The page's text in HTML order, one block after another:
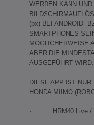
WERDEN KANN
(px) BEI ANDROID-
SMARTPHONES
MÖGLICHERWEISE
ABER DIE
AUSGEFÜHRT WIRD.
DIESE APP IST NUR
HONDA MIIMO
· HRM40 Live /